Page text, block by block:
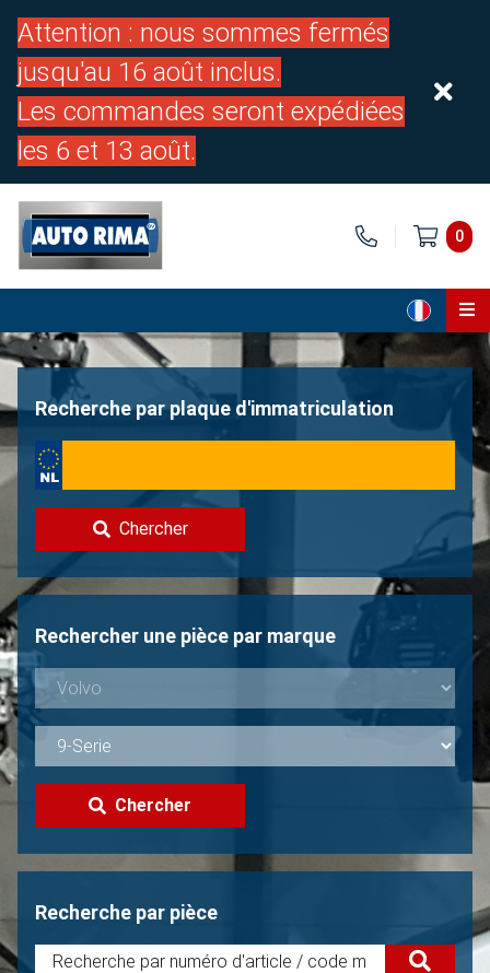
Attention : nous sommes fermés
jusqu'au 16 août inclus.
Les commandes seront expédiées
les 6 et 13 août.
0
Page d'accueil
À propos de nous
Vendre une Volvo?
Non trouvée?
Recherche par plaque d'immatriculation
Chercher
Rechercher une pièce par marque
Chercher
Recherche par pièce